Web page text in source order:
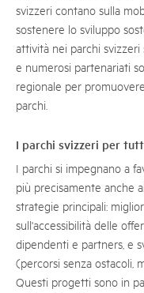
svizzeri contano sulla
sostenere lo sviluppo
attività nei parchi
e numerosi partenariati
regionale per
parchi.
I parchi svizzeri per
I parchi si impegnano a
più precisamente anche
strategie principali:
sull'accessibilità delle
dipendenti e partners, e
(percorsi senza ostacoli,
Questi progetti sono in